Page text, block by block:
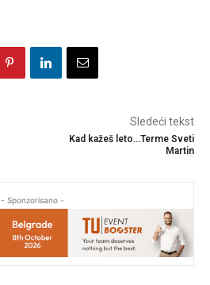
Sledeći tekst
Kad kažeš leto…Terme Sveti
Martin
- Sponzorisano -